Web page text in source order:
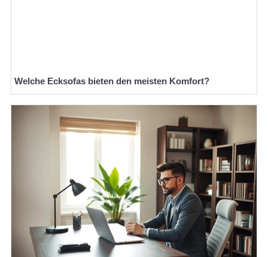
Welche Ecksofas bieten den meisten Komfort?